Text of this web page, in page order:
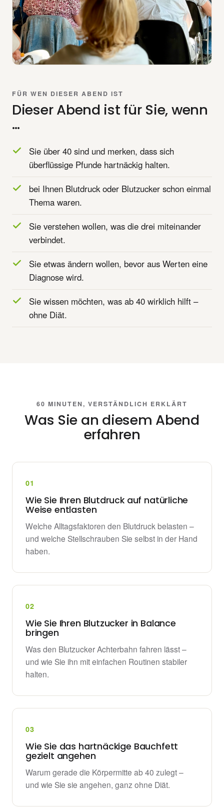
FÜR WEN DIESER ABEND IST
Dieser Abend ist für Sie, wenn
…
Sie über 40 sind und merken, dass sich
überflüssige Pfunde hartnäckig halten.
bei Ihnen Blutdruck oder Blutzucker schon einmal
Thema waren.
Sie verstehen wollen, was die drei miteinander
verbindet.
Sie etwas ändern wollen, bevor aus Werten eine
Diagnose wird.
Sie wissen möchten, was ab 40 wirklich hilft –
ohne Diät.
60 MINUTEN, VERSTÄNDLICH ERKLÄRT
Was Sie an diesem Abend
erfahren
01
Wie Sie Ihren Blutdruck auf natürliche
Weise entlasten
Welche Alltagsfaktoren den Blutdruck belasten –
und welche Stellschrauben Sie selbst in der Hand
haben.
02
Wie Sie Ihren Blutzucker in Balance
bringen
Was den Blutzucker Achterbahn fahren lässt –
und wie Sie ihn mit einfachen Routinen stabiler
halten.
03
Wie Sie das hartnäckige Bauchfett
gezielt angehen
Warum gerade die Körpermitte ab 40 zulegt –
und wie Sie sie angehen, ganz ohne Diät.